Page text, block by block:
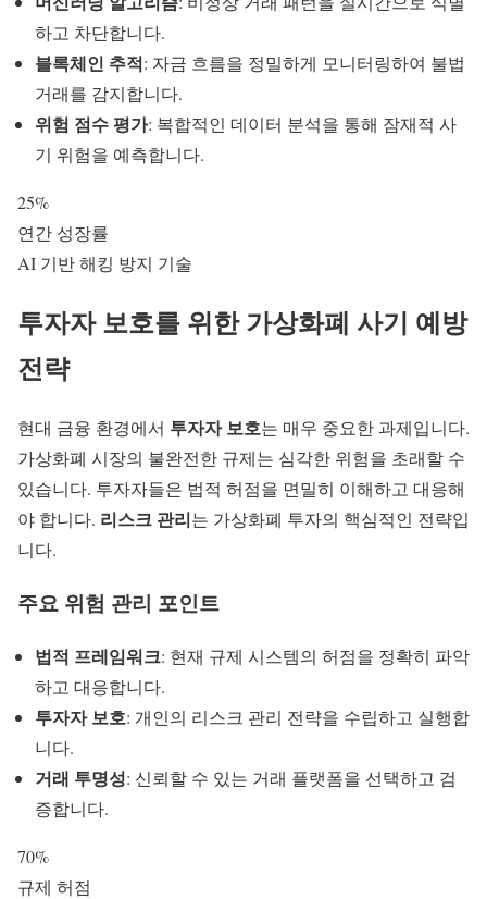
하고 차단합니다.
블록체인 추적: 자금 흐름을 정밀하게 모니터링하여 불법
거래를 감지합니다.
위험 점수 평가: 복합적인 데이터 분석을 통해 잠재적 사
기 위험을 예측합니다.
25%
연간 성장률
AI 기반 해킹 방지 기술
투자자 보호를 위한가상화폐 사기 예방
전략
현대 금융 환경에서 투자자 보호는 매우 중요한 과제입니다.
가상화폐 시장의 불완전한 규제는 심각한 위험을 초래할 수
있습니다. 투자자들은 법적 허점을 면밀히 이해하고 대응해
야 합니다. 리스크 관리는 가상화폐 투자의 핵심적인 전략입
니다.
주요 위험 관리 포인트
법적 프레임워크: 현재 규제 시스템의 허점을 정확히 파악
하고 대응합니다.
투자자 보호: 개인의 리스크 관리 전략을 수립하고 실행합
니다.
거래 투명성: 신뢰할 수 있는 거래 플랫폼을 선택하고 검
증합니다.
70%
규제 허점